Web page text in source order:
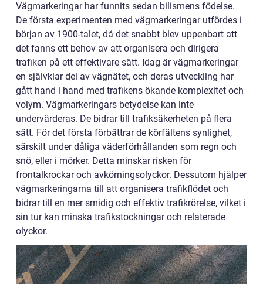
Vägmarkeringar har funnits sedan bilismens födelse.
De första experimenten med vägmarkeringar utfördes i
början av 1900-talet, då det snabbt blev uppenbart att
det fanns ett behov av att organisera och dirigera
trafiken på ett effektivare sätt. Idag är vägmarkeringar
en självklar del av vägnätet, och deras utveckling har
gått hand i hand med trafikens ökande komplexitet och
volym. Vägmarkeringars betydelse kan inte
undervärderas. De bidrar till trafiksäkerheten på flera
sätt. För det första förbättrar de körfältens synlighet,
särskilt under dåliga väderförhållanden som regn och
snö, eller i mörker. Detta minskar risken för
frontalkrockar och avkörningsolyckor. Dessutom hjälper
vägmarkeringarna till att organisera trafikflödet och
bidrar till en mer smidig och effektiv trafikrörelse, vilket i
sin tur kan minska trafikstockningar och relaterade
olyckor.